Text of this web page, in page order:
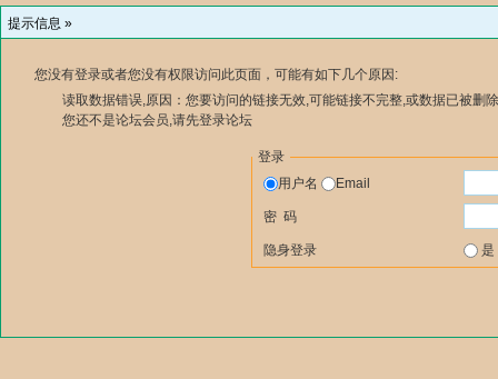
提示信息 »
您没有登录或者您没有权限访问此页面，可能有如下几个原因:
读取数据错误,原因：您要访问的链接无效,可能链接不完整,或数据已被删
您还不是论坛会员,请先登录论坛
登录
用户名
Email
密 码
隐身登录